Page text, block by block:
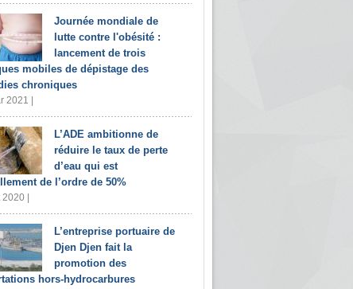
Journée mondiale de
lutte contre l'obésité :
lancement de trois
mobiles de dépistage des
chroniques
2021 |
L’ADE ambitionne de
réduire le taux de perte
d’eau qui est
de l’ordre de 50%
|
L’entreprise portuaire de
Djen Djen fait la
promotion des
hors-hydrocarbures